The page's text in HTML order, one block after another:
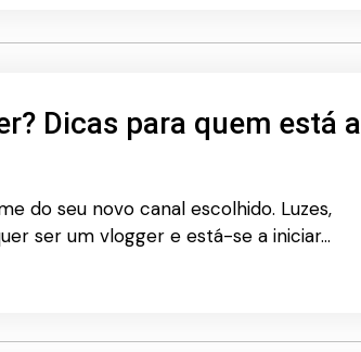
Dicas para quem está a
do seu novo canal escolhido. Luzes,
ser um vlogger e está-se a iniciar…